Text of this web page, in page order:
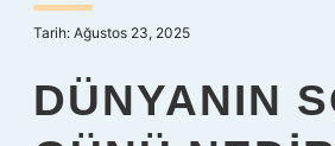
Yasal Uyarı
Tarih: Ağustos 23, 2025
DÜNYANIN